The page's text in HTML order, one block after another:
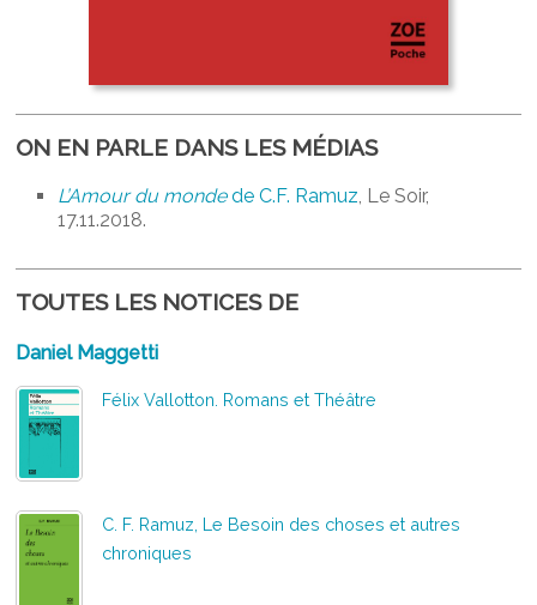
ON EN PARLE DANS LES MÉDIAS
L’Amour du mondede C.F. Ramuz, Le Soir,
17.11.2018.
TOUTES LES NOTICES DE
Daniel Maggetti
Félix Vallotton. Romans et Théâtre
C. F. Ramuz, Le Besoin des choses et autres
chroniques